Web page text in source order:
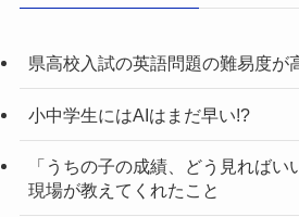
県高校入試の英語問題の難易度が
小中学生にはAIはまだ早い!?
「うちの子の成績、どう見れば
現場が教えてくれたこと